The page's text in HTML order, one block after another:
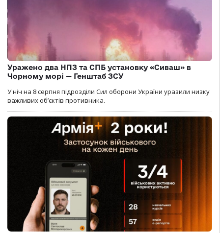
Уражено два НПЗ та СПБ установку «Сиваш» в
Чорному морі — Генштаб ЗСУ
У ніч на 8 серпня підрозділи Сил оборони України уразили низку
важливих об’єктів противника.